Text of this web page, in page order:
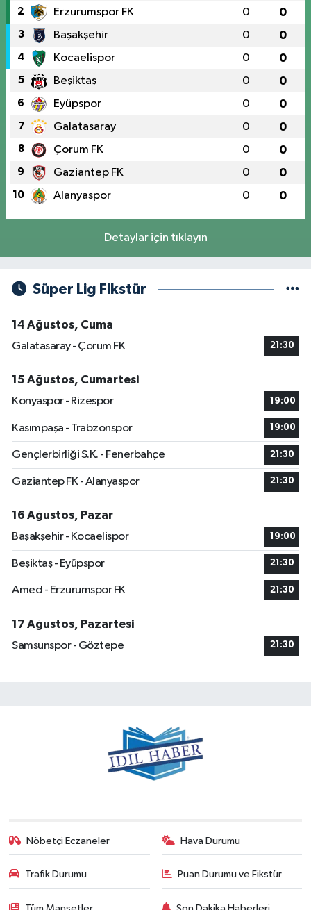
2 Erzurumspor FK 0 0
3 Başakşehir 0 0
4 Kocaelispor 0 0
5 Beşiktaş 0 0
6 Eyüpspor 0 0
7 Galatasaray 0 0
8 Çorum FK 0 0
9 Gaziantep FK 0 0
10 Alanyaspor 0 0
Detaylar için tıklayın
Süper Lig Fikstür
14 Ağustos, Cuma
Galatasaray - Çorum FK
21:30
15 Ağustos, Cumartesi
Konyaspor - Rizespor
19:00
Kasımpaşa - Trabzonspor 19:00
Gençlerbirliği S.K. - Fenerbahçe 21:30
Gaziantep FK - Alanyaspor 21:30
16 Ağustos, Pazar
Başakşehir - Kocaelispor
19:00
Beşiktaş - Eyüpspor 21:30
Amed - Erzurumspor FK 21:30
17 Ağustos, Pazartesi
Samsunspor - Göztepe
21:30
Nöbetçi Eczaneler Hava Durumu
Trafik Durumu Puan Durumu ve Fikstür
Tüm Manşetler Son Dakika Haberleri